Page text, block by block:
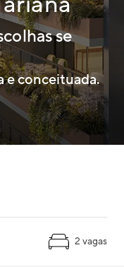
se
conceituada.
2 vagas